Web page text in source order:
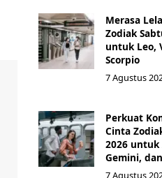
Merasa
Zodiak
untuk Leo,
Scorpio
7 Agustus
Perkuat
Cinta
2026 untuk
Gemini,
7 Agustus